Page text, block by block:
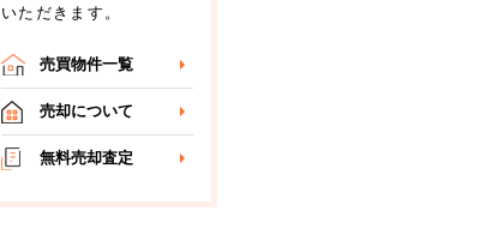
いただきます。
売買物件一覧
売却について
無料売却査定